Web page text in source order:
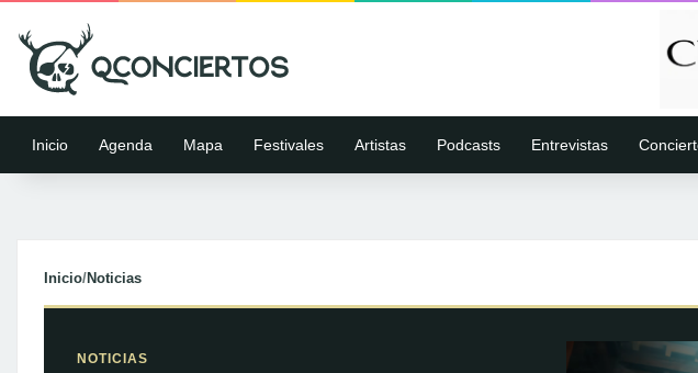
Inicio Agenda Mapa Festivales Artistas Podcasts Entrevistas
Inicio/Noticias
NOTICIAS